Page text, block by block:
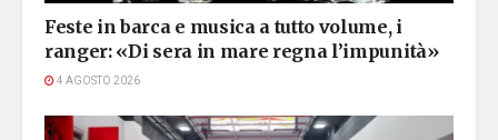
Feste in barca e musica a tutto volume, i
ranger: «Di sera in mare regna l’impunità»
4 AGOSTO 2026